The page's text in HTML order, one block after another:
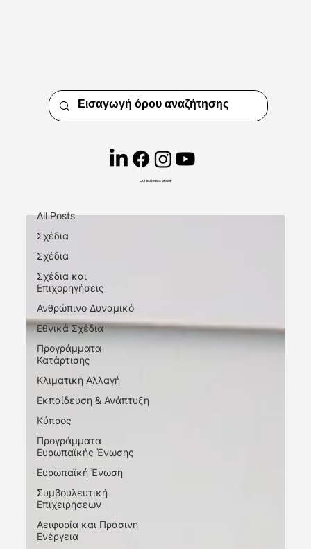
CKT BUSINESS GROUP
Short. Precise. Effective.
All Posts
Σχέδια
Σχέδια
Σχέδια και
Επιχορηγήσεις
Ανθρώπινο Δυναμικό
Εθνικά Σχέδια
Προγράμματα
Κατάρτισης
Κλιματική Αλλαγή
Εκπαίδευση & Ανάπτυξη
Κύπρος
Προγράμματα
Ευρωπαϊκής Ένωσης
Ευρωπαϊκή Ένωση
Συμβουλευτική
Επιχειρήσεων
Αειφορία και Πράσινη
Ενέργεια